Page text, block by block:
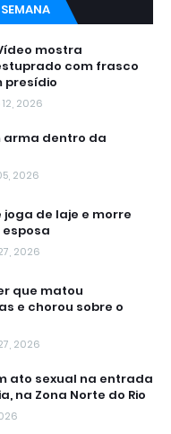
mostra
com frasco
presídio
2026
arma dentro da
2026
joga de laje e morre
2026
que matou
e chorou sobre o
2026
ato sexual na entrada
na Zona Norte do Rio